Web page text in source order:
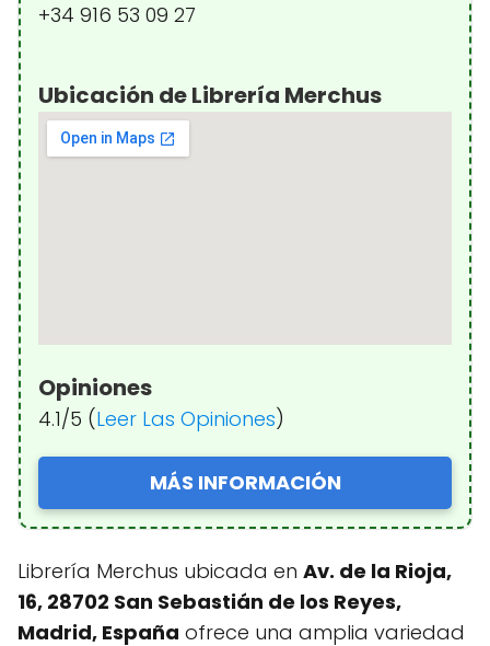
+34 916 53 09 27
Ubicación de Librería Merchus
Opiniones
4.1/5 (Leer Las Opiniones)
MÁS INFORMACIÓN
Librería Merchus ubicada en Av. de la Rioja,
16, 28702 San Sebastián de los Reyes,
Madrid, España ofrece una amplia variedad